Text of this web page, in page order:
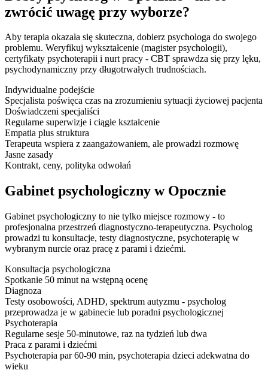
zwrócić uwagę przy wyborze?
Aby terapia okazała się skuteczna, dobierz psychologa do swojego
problemu. Weryfikuj wykształcenie (magister psychologii),
certyfikaty psychoterapii i nurt pracy - CBT sprawdza się przy lęku,
psychodynamiczny przy długotrwałych trudnościach.
Indywidualne podejście
Specjalista poświęca czas na zrozumieniu sytuacji życiowej pacjenta
Doświadczeni specjaliści
Regularne superwizje i ciągłe kształcenie
Empatia plus struktura
Terapeuta wspiera z zaangażowaniem, ale prowadzi rozmowę
Jasne zasady
Kontrakt, ceny, polityka odwołań
Gabinet psychologiczny w Opocznie
Gabinet psychologiczny to nie tylko miejsce rozmowy - to
profesjonalna przestrzeń diagnostyczno-terapeutyczna. Psycholog
prowadzi tu konsultacje, testy diagnostyczne, psychoterapię w
wybranym nurcie oraz pracę z parami i dziećmi.
Konsultacja psychologiczna
Spotkanie 50 minut na wstępną ocenę
Diagnoza
Testy osobowości, ADHD, spektrum autyzmu - psycholog
przeprowadza je w gabinecie lub poradni psychologicznej
Psychoterapia
Regularne sesje 50-minutowe, raz na tydzień lub dwa
Praca z parami i dziećmi
Psychoterapia par 60-90 min, psychoterapia dzieci adekwatna do
wieku